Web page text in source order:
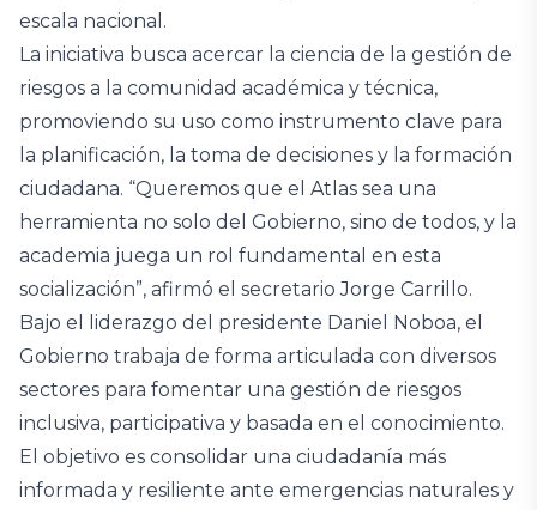
escala nacional.
La iniciativa busca acercar la ciencia de la gestión de
riesgos a la comunidad académica y técnica,
promoviendo su uso como instrumento clave para
la planificación, la toma de decisiones y la formación
ciudadana. “Queremos que el Atlas sea una
herramienta no solo del Gobierno, sino de todos, y la
academia juega un rol fundamental en esta
socialización”, afirmó el secretario Jorge Carrillo.
Bajo el liderazgo del presidente Daniel Noboa, el
Gobierno trabaja de forma articulada con diversos
sectores para fomentar una gestión de riesgos
inclusiva, participativa y basada en el conocimiento.
El objetivo es consolidar una ciudadanía más
informada y resiliente ante emergencias naturales y